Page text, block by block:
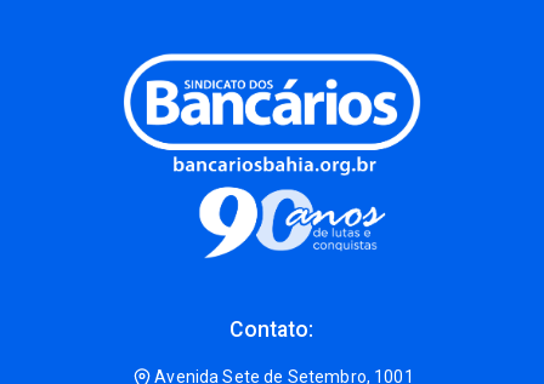
Contato:
Avenida Sete de Setembro, 1001